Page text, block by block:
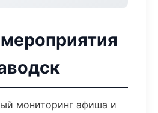
мониторинг афиша и